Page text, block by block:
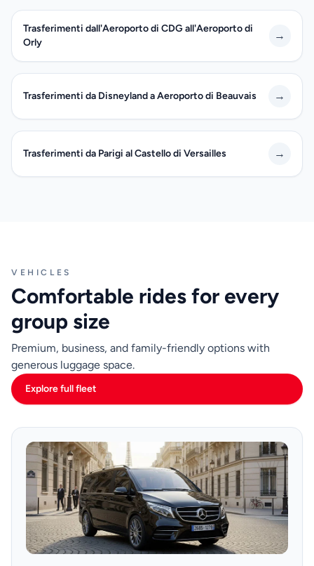
Trasferimenti dall'Aeroporto di CDG all'Aeroporto di
Orly
→
Trasferimenti da Disneyland a Aeroporto di Beauvais →
Trasferimenti da Parigi al Castello di Versailles →
VEHICLES
Comfortable rides for every
group size
Premium, business, and family-friendly options with
generous luggage space.
Explore full fleet